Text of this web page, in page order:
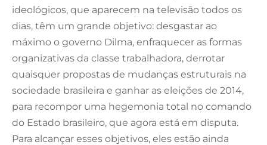
ideológicos, que aparecem na televisão todos os
dias, têm um grande objetivo: desgastar ao
máximo o governo Dilma, enfraquecer as formas
organizativas da classe trabalhadora, derrotar
quaisquer propostas de mudanças estruturais na
sociedade brasileira e ganhar as eleições de 2014,
para recompor uma hegemonia total no comando
do Estado brasileiro, que agora está em disputa.
Para alcançar esses objetivos, eles estão ainda